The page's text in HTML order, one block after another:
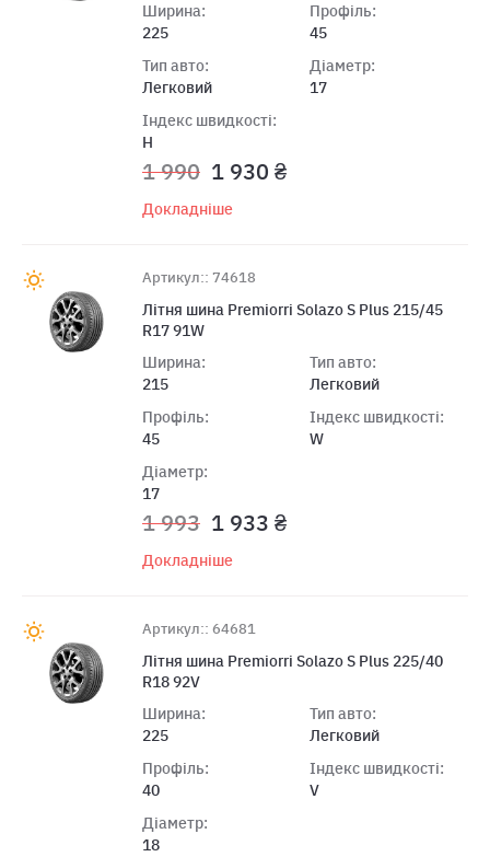
Ширина:
225
Тип авто:
Легковий
Індекс швидкості:
H
Профіль:
45
Діаметр:
17
1 990 1 930 ₴
Докладніше
Артикул:: 74618
Літня шина Premiorri Solazo S Plus 215/45
R17 91W
Ширина:
215
Профіль:
45
Діаметр:
17
Тип авто:
Легковий
Індекс швидкості:
W
1 993 1 933 ₴
Докладніше
Артикул:: 64681
Літня шина Premiorri Solazo S Plus 225/40
R18 92V
Ширина:
225
Профіль:
40
Діаметр:
18
Тип авто:
Легковий
Індекс швидкості:
V